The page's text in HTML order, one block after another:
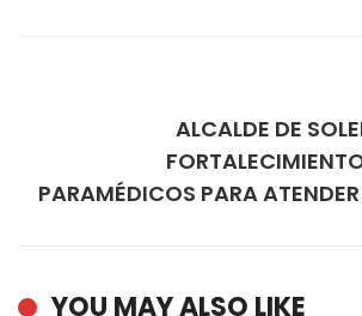
ALCALDE DE
PARAMÉDICOS PARA
YOU MAY ALSO LIKE